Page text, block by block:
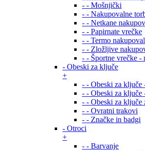
- - Mošnjički
- - Nakupovalne
- - Netkane
- - Papirnate vrečke
- - Termo
- - Zložljive
- - Športne vrečke -
- Obeski za ključe
+
- - Obeski za ključe
- - Obeski za ključe
- - Obeski za ključe
- - Ovratni trakovi
- - Značke in badgi
- Otroci
+
- - Barvanje